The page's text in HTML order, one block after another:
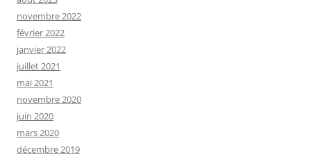
novembre 2022
février 2022
janvier 2022
juillet 2021
mai 2021
novembre 2020
juin 2020
mars 2020
décembre 2019